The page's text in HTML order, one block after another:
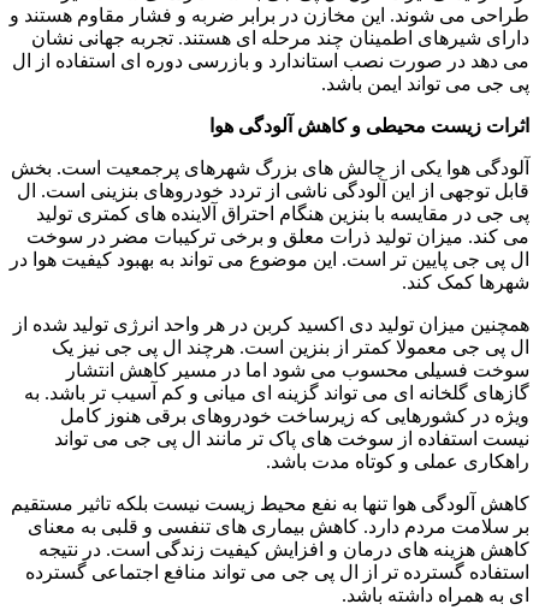
طراحی می شوند. این مخازن در برابر ضربه و فشار مقاوم هستند و
دارای شیرهای اطمینان چند مرحله ای هستند. تجربه جهانی نشان
می دهد در صورت نصب استاندارد و بازرسی دوره ای استفاده از ال
پی جی می تواند ایمن باشد.
اثرات زیست محیطی و کاهش آلودگی هوا
آلودگی هوا یکی از چالش های بزرگ شهرهای پرجمعیت است. بخش
قابل توجهی از این آلودگی ناشی از تردد خودروهای بنزینی است. ال
پی جی در مقایسه با بنزین هنگام احتراق آلاینده های کمتری تولید
می کند. میزان تولید ذرات معلق و برخی ترکیبات مضر در سوخت
ال پی جی پایین تر است. این موضوع می تواند به بهبود کیفیت هوا در
شهرها کمک کند.
همچنین میزان تولید دی اکسید کربن در هر واحد انرژی تولید شده از
ال پی جی معمولا کمتر از بنزین است. هرچند ال پی جی نیز یک
سوخت فسیلی محسوب می شود اما در مسیر کاهش انتشار
گازهای گلخانه ای می تواند گزینه ای میانی و کم آسیب تر باشد. به
ویژه در کشورهایی که زیرساخت خودروهای برقی هنوز کامل
نیست استفاده از سوخت های پاک تر مانند ال پی جی می تواند
راهکاری عملی و کوتاه مدت باشد.
کاهش آلودگی هوا تنها به نفع محیط زیست نیست بلکه تاثیر مستقیم
بر سلامت مردم دارد. کاهش بیماری های تنفسی و قلبی به معنای
کاهش هزینه های درمان و افزایش کیفیت زندگی است. در نتیجه
استفاده گسترده تر از ال پی جی می تواند منافع اجتماعی گسترده
ای به همراه داشته باشد.